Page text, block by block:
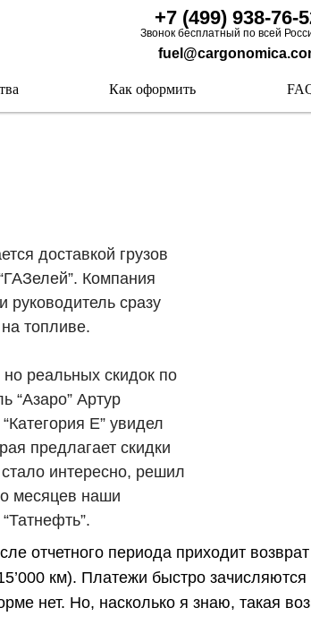
+7 (499) 938-76-
Звонок бесплатный по всей
Как оформить
доставкой грузов
Компания
сразу
топливе.
реальных скидок по
“Азаро” Артур
Е” увидел
предлагает скидки
интересно, решил
месяцев наши
отчетного периода приходит
км). Платежи быстро зачисляются
нет. Но, насколько я знаю, такая